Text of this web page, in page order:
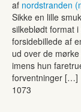
af nordstranden
Sikke en lille
silkeblødt format
forsidebillede af
ud over de
imens hun
forventninger […]
1073